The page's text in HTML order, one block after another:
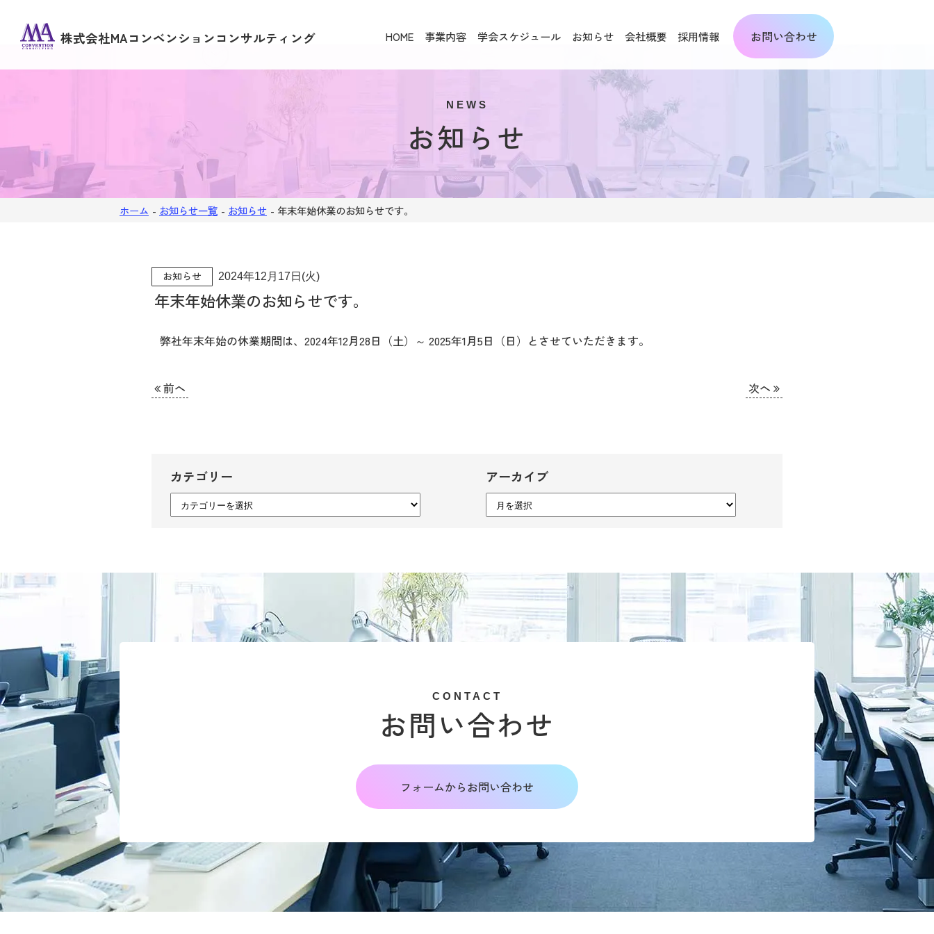
株式会社MAコンベンションコンサルティング HOME 事業内容 学会スケジュール お知らせ 会社概要 採用情報 お問い合わせ
NEWS
お知らせ
ホーム - お知らせ一覧 - お知らせ - 年末年始休業のお知らせです。
年末年始休業のお知らせです。
お知らせ 2024年12月17日(火)
弊社年末年始の休業期間は、2024年12月28日（土）～ 2025年1月5日（日）とさせていただきます。
前へ 次へ
カテゴリー
テ
アーカイブ
ー
CONTACT
お問い合わせ
フォームからお問い合わせ